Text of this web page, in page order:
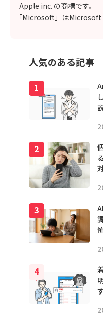
Apple inc. の商標です。
「Microsoft」は
人気のある記事